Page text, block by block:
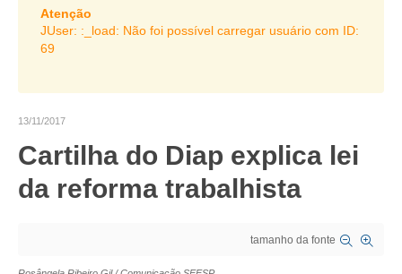
LIVRO GESTÃO 2026-2029
SUBSEDES SINDICAIS
ORGANOGRAMA
CRESCE BRASIL
CONSELHO TECNOLÓGICO
Atenção
JUser: :_load: Não foi possível carregar usuário com ID:
69
13/11/2017
Cartilha do Diap explica lei
da reforma trabalhista
tamanho da fonte